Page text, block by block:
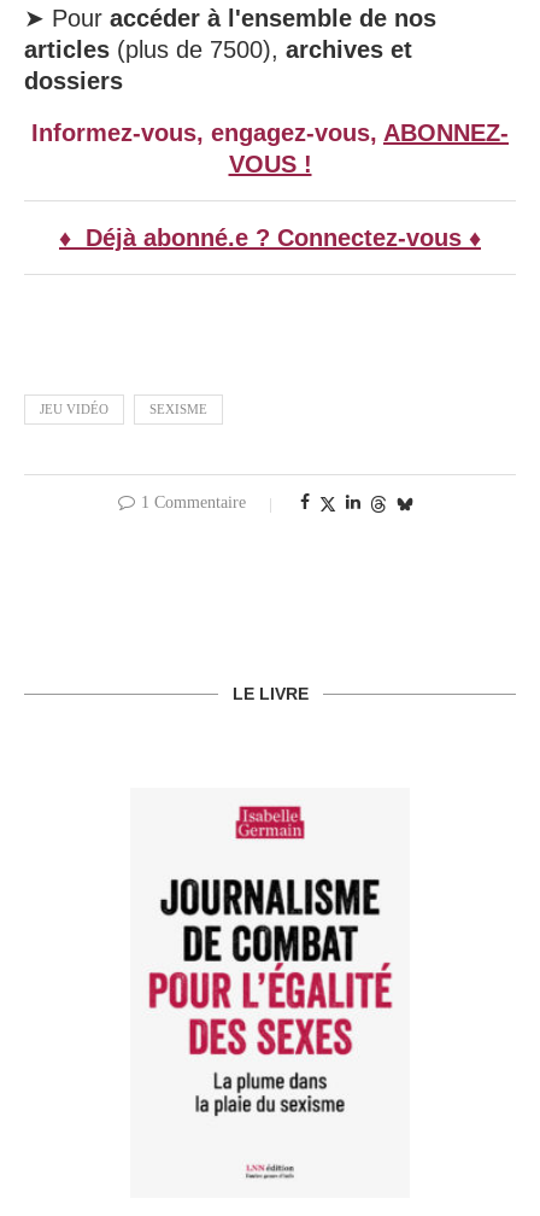
➤ Pour accéder à l'ensemble de nos
articles (plus de 7500), archives et
dossiers
Informez-vous, engagez-vous, ABONNEZ-
VOUS !
♦ Déjà abonné.e ? Connectez-vous ♦
JEU VIDÉO SEXISME
1 Commentaire
LE LIVRE